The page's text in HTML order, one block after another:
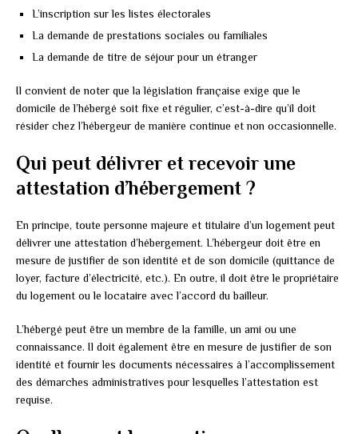
L’inscription sur les listes électorales
La demande de prestations sociales ou familiales
La demande de titre de séjour pour un étranger
Il convient de noter que la législation française exige que le
domicile de l’hébergé soit fixe et régulier, c’est-à-dire qu’il doit
résider chez l’hébergeur de manière continue et non occasionnelle.
Qui peut délivrer et recevoir une
attestation d’hébergement ?
En principe, toute personne majeure et titulaire d’un logement peut
délivrer une attestation d’hébergement. L’hébergeur doit être en
mesure de justifier de son identité et de son domicile (quittance de
loyer, facture d’électricité, etc.). En outre, il doit être le propriétaire
du logement ou le locataire avec l’accord du bailleur.
L’hébergé peut être un membre de la famille, un ami ou une
connaissance. Il doit également être en mesure de justifier de son
identité et fournir les documents nécessaires à l’accomplissement
des démarches administratives pour lesquelles l’attestation est
requise.